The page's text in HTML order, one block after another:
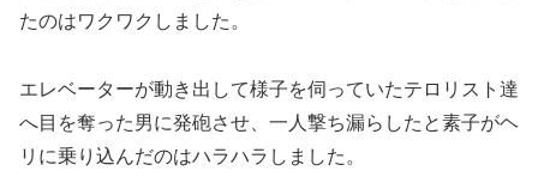
たのはワクワクしました。
エレベーターが動き出して様子を伺っていたテロリスト達
へ目を奪った男に発砲させ、一人撃ち漏らしたと素子がヘ
リに乗り込んだのはハラハラしました。